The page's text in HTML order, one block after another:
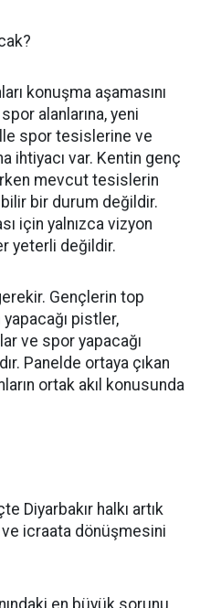
konuşma aşamasını
alanlarına, yeni
spor tesislerine ve
ihtiyacı var. Kentin genç
mevcut tesislerin
bir durum değildir.
için yalnızca vizyon
yeterli değildir.
Gençlerin top
pistler,
ve spor yapacağı
Panelde ortaya çıkan
ortak akıl konusunda
Diyarbakır halkı artık
icraata dönüşmesini
en büyük sorunu